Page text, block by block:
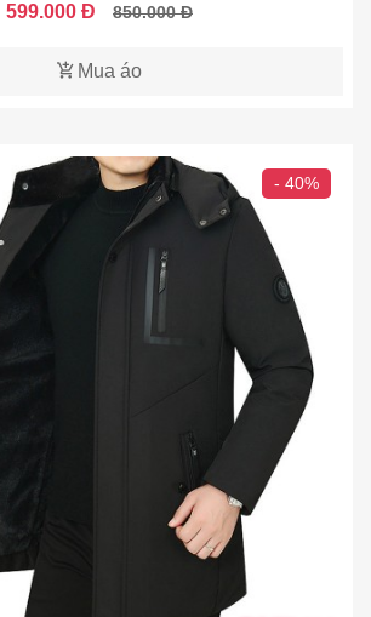
599.000 Đ 850.000 Đ
Mua áo
- 40%